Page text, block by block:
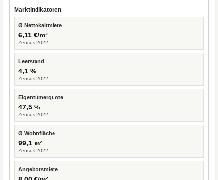
Marktindikatoren
Ø Nettokaltmiete
6,11 €/m²
Zensus 2022
Leerstand
4,1 %
Zensus 2022
Eigentümerquote
47,5 %
Zensus 2022
Ø Wohnfläche
99,1 m²
Zensus 2022
Angebotsmiete